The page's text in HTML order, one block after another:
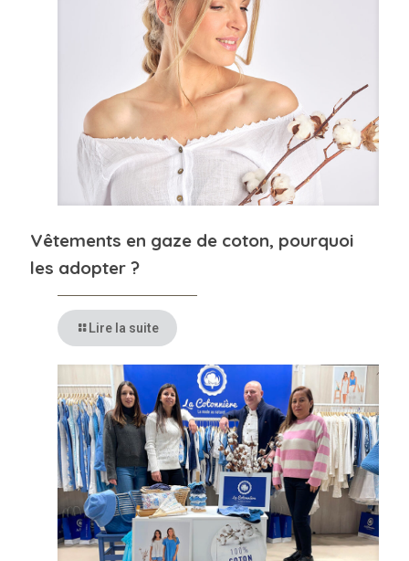
Vêtements en gaze de coton, pourquoi
les adopter ?
Lire la suite